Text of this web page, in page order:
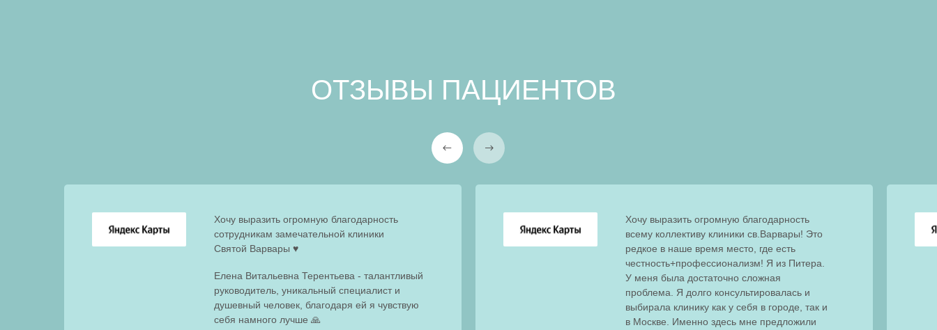
ОТЗЫВЫ ПАЦИЕНТОВ
Хочу выразить огромную благодарность
сотрудникам замечательной клиники
Святой Варвары ♥️
Елена Витальевна Терентьева - талантливый
руководитель, уникальный специалист и
душевный человек, благодаря ей я чувствую
себя намного лучше 🙏
Хочу выразить огромную благодарность
всему коллективу клиники св.Варвары! Это
редкое в наше время место, где есть
честность+профессионализм! Я из Питера.
У меня была достаточно сложная
проблема. Я долго консультировалась и
выбирала клинику как у себя в городе, так и
в Москве. Именно здесь мне предложили